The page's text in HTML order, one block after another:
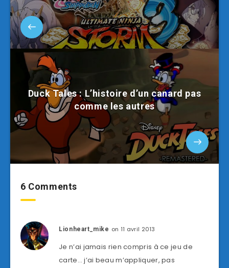
Duck Tales : L’histoire d’un canard pas
comme les autres
6 Comments
Lionheart_mike on 11 avril 2013
Je n’ai jamais rien compris à ce jeu de
carte… j’ai beau m’appliquer, pas